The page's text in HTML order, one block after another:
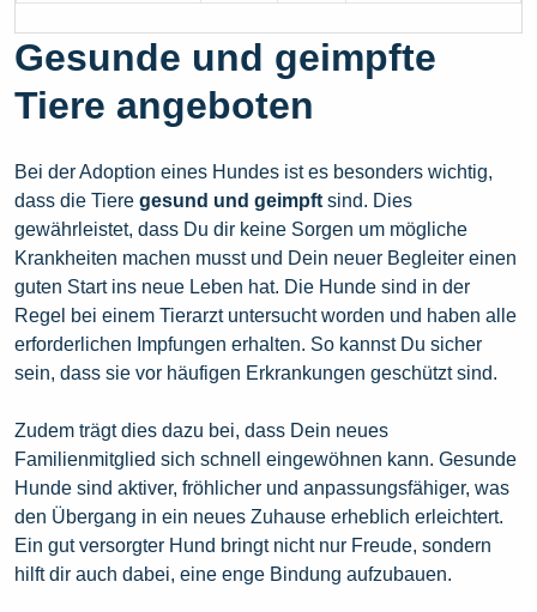
Gesunde und geimpfte
Tiere angeboten
Bei der Adoption eines Hundes ist es besonders wichtig,
dass die Tiere gesund und geimpft sind. Dies
gewährleistet, dass Du dir keine Sorgen um mögliche
Krankheiten machen musst und Dein neuer Begleiter einen
guten Start ins neue Leben hat. Die Hunde sind in der
Regel bei einem Tierarzt untersucht worden und haben alle
erforderlichen Impfungen erhalten. So kannst Du sicher
sein, dass sie vor häufigen Erkrankungen geschützt sind.
Zudem trägt dies dazu bei, dass Dein neues
Familienmitglied sich schnell eingewöhnen kann. Gesunde
Hunde sind aktiver, fröhlicher und anpassungsfähiger, was
den Übergang in ein neues Zuhause erheblich erleichtert.
Ein gut versorgter Hund bringt nicht nur Freude, sondern
hilft dir auch dabei, eine enge Bindung aufzubauen.